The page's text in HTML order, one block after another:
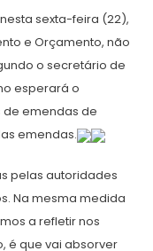
sexta-feira (22),
e Orçamento, não
o secretário de
esperará o
de emendas de
emendas.
pelas autoridades
Na mesma medida
a refletir nos
é que vai absorver